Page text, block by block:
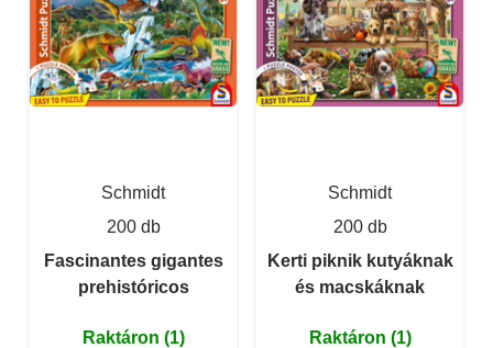
Schmidt
200 db
Fascinantes gigantes
prehistóricos
Raktáron (1)
Schmidt
200 db
Kerti piknik kutyáknak
és macskáknak
Raktáron (1)